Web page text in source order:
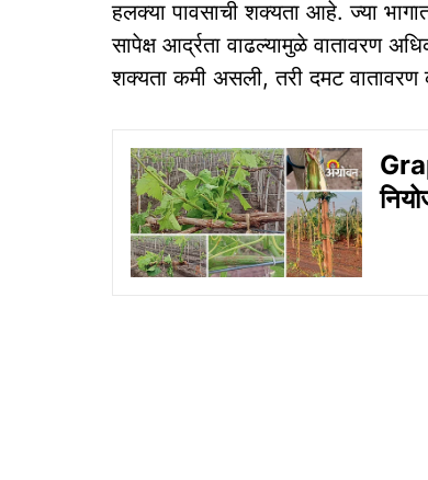
हलक्या पावसाची शक्यता आहे. ज्या
सापेक्ष आर्द्रता वाढल्यामुळे वातावरण
शक्यता कमी असली, तरी दमट वातावरण